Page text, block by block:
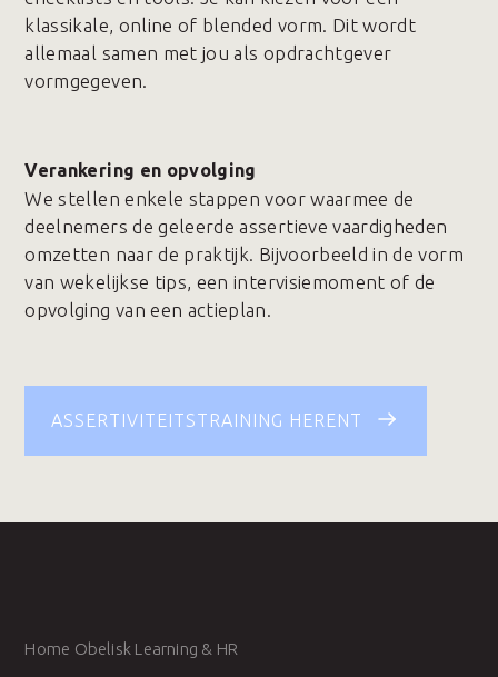
klassikale, online of blended vorm. Dit wordt
allemaal samen met jou als opdrachtgever
vormgegeven.
Verankering en opvolging
We stellen enkele stappen voor waarmee de
deelnemers de geleerde assertieve vaardigheden
omzetten naar de praktijk. Bijvoorbeeld in de vorm
van wekelijkse tips, een intervisiemoment of de
opvolging van een actieplan.
ASSERTIVITEITSTRAINING HERENT
Home Obelisk Learning & HR